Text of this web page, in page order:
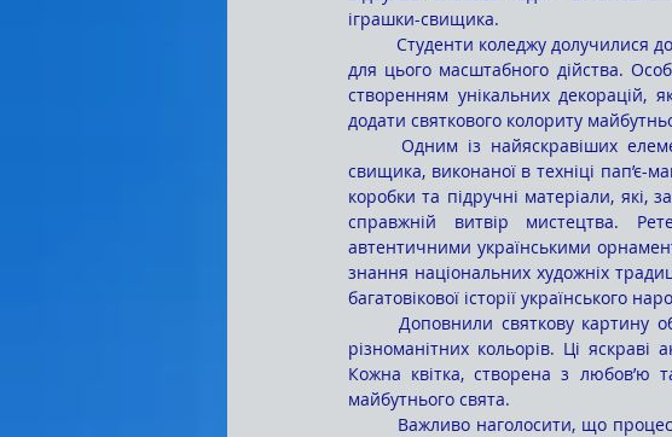
іграшки-свищика.
для цього масштабного дійства.
створенням унікальних декорацій,
додати святкового колориту
свищика, виконаної в техніці пап’є-
коробки та підручні матеріали, які,
справжній витвір мистецтва.
автентичними українськими
знання національних художніх
багатовікової історії українського
	Доповнили святкову картину об’ємні квіти неймовірної краси, виготовлені з гофрованого паперу
різноманітних кольорів. Ці яскраві
Кожна квітка, створена з любов’ю
майбутнього свята.